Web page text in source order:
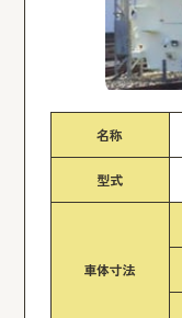
名称
型式
車体寸法